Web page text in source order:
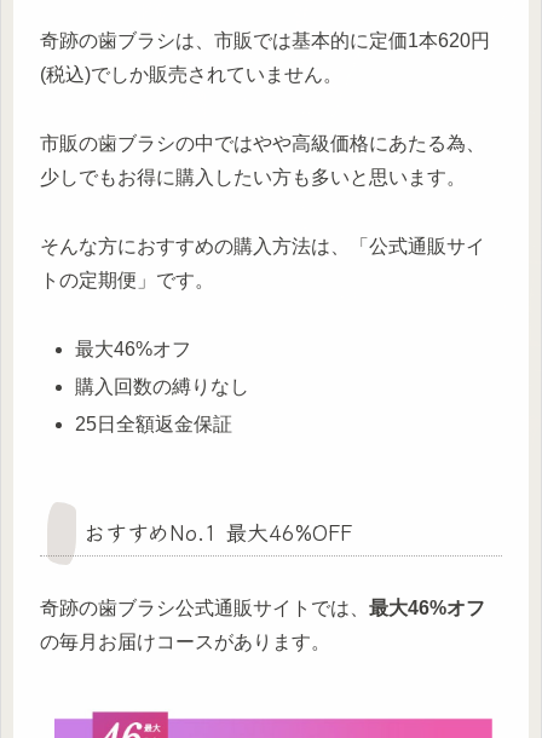
奇跡の歯ブラシは、市販では基本的に定価1本620円
(税込)でしか販売されていません。
市販の歯ブラシの中ではやや高級価格にあたる為、
少しでもお得に購入したい方も多いと思います。
そんな方におすすめの購入方法は、「公式通販サイ
トの定期便」です。
最大46%オフ
購入回数の縛りなし
25日全額返金保証
おすすめNo.1 最大46%OFF
奇跡の歯ブラシ公式通販サイトでは、 最大46%オフ
の毎月お届けコースがあります。